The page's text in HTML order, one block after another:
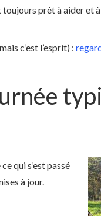
toujours prêt à aider et
c’est l’esprit) :
qui s’est passé
à jour.